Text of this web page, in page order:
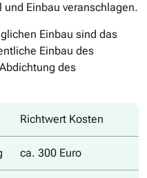
Einbau veranschlagen.
Einbau sind das
Einbau des
des
Richtwert Kosten
ca. 300 Euro